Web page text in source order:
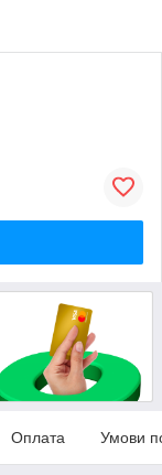
Оплата Умови